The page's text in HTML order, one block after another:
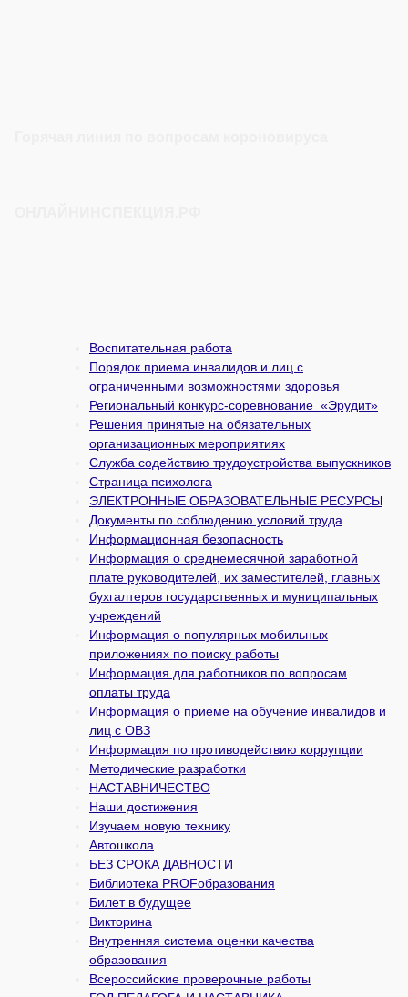
Воспитательная работа
Порядок приема инвалидов и лиц с
ограниченными возможностями здоровья
Региональный конкурс-соревнование «Эрудит»
Решения принятые на обязательных
организационных мероприятиях
Служба содействию трудоустройства выпускников
Страница психолога
ЭЛЕКТРОННЫЕ ОБРАЗОВАТЕЛЬНЫЕ РЕСУРСЫ
Документы по соблюдению условий труда
Информационная безопасность
Информация о среднемесячной заработной
плате руководителей, их заместителей, главных
бухгалтеров государственных и муни­ципальных
учреждений
Информация о популярных мобильных
приложениях по поиску работы
Информация для работников по вопросам
оплаты труда
Информация о приеме на обучение инвалидов и
лиц с ОВЗ
Информация по противодействию коррупции
Методические разработки
НАСТАВНИЧЕСТВО
Наши достижения
Изучаем новую технику
Автошкола
БЕЗ СРОКА ДАВНОСТИ
Библиотека PROFобразования
Билет в будущее
Викторина
Внутренняя система оценки качества
образования
Всероссийские проверочные работы